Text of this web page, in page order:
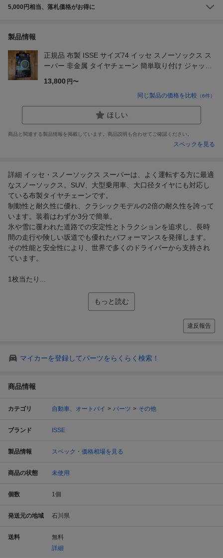
5,000円相当、落札価格がお得に
製品情報
正規品 布製 ISSE サイズ74 イッセ スノーソックス ス
ーパー 非金属 タイヤチェーン 簡単取り付け ジャッキ
13,800 円〜
同じ製品の価格を比較 （6件）
ほしい
商品と関連する製品情報を掲載しています。商品説明も合わせてご確認ください。
スペックを見る
詳細 イッセ・スノーソックス スーパーは、よく運転する方に最適
なスノーソックス。SUV、大型乗用車、大口径タイヤにも対応し
ている布製タイヤチェーンです。
制動性と耐久性に優れ、クラシックモデルの2倍の耐久性を誇って
います。装着はわずか3分で簡単。
氷や雪に覆われた道路での安定性とトラクションを追求し、長時
間の走行や険しい坂道でも優れたパフォーマンスを発揮します。
その性能と安全性により、世界で多くのドライバーから支持され
ています。
1枚当たり...
もっと読む
違反報告
マイカーを登録してパーツをらくらく検索！
商品情報
カテゴリ 自動車、オートバイ パーツ その他
ブランド ISSE
製品情報 スペック・価格相場を見る
商品の状態 未使用
個数 1個
発送元の地域 石川県
送料
無料
詳細